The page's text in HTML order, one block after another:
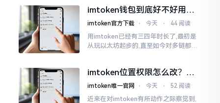
睹过非常多的人
imtoken钱包到底好不好用？
老玩家说说真实体验
imtoken官方下载 ⋅ 今天 ⋅ 44 阅读
用imtoken已经有三四年时长了,最初是
从玩以太坊起步的,直至如今对多链都有
imtoken位置权限怎么改？手
把手教你搞定
imtoken唯一官网 ⋅ 今天 ⋅ 52 阅读
近来在对imtoken有所动作之际察觉到,